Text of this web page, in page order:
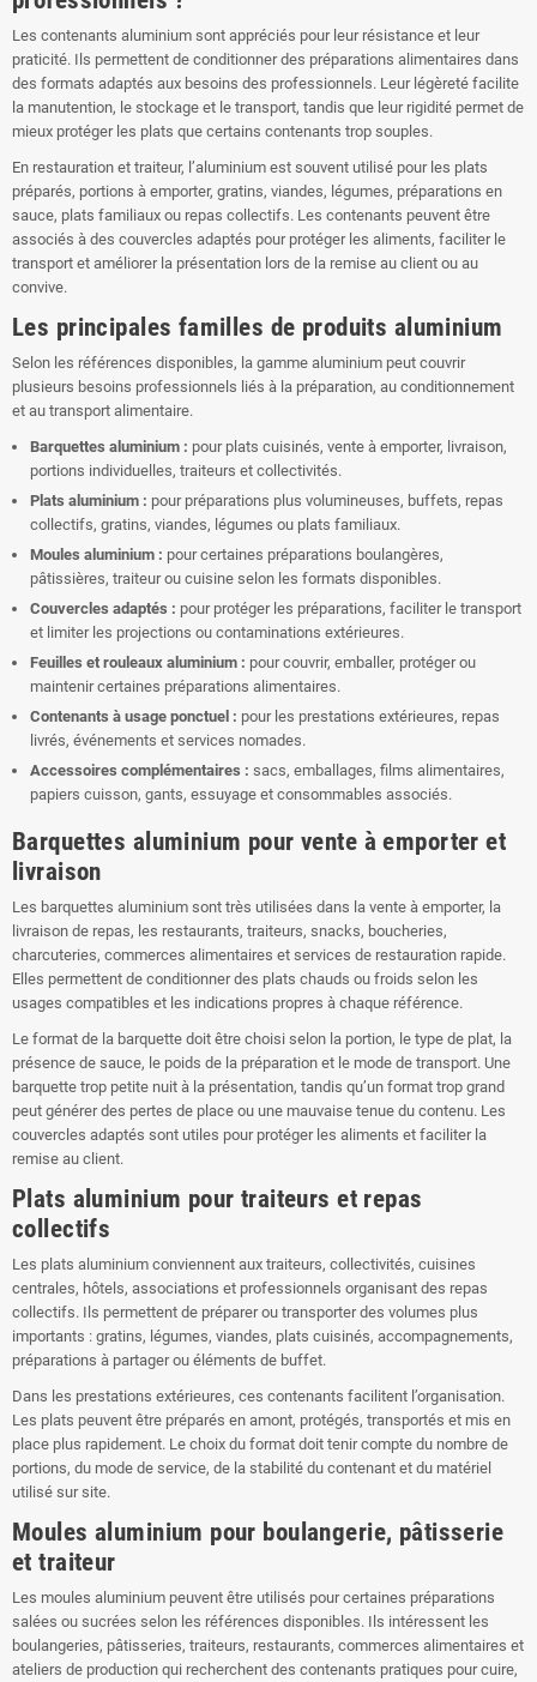
Les contenants aluminium sont appréciés pour leur résistance et leur
praticité. Ils permettent de conditionner des préparations alimentaires dans
des formats adaptés aux besoins des professionnels. Leur légèreté facilite
la manutention, le stockage et le transport, tandis que leur rigidité permet de
mieux protéger les plats que certains contenants trop souples.
En restauration et traiteur, l’aluminium est souvent utilisé pour les plats
préparés, portions à emporter, gratins, viandes, légumes, préparations en
sauce, plats familiaux ou repas collectifs. Les contenants peuvent être
associés à des couvercles adaptés pour protéger les aliments, faciliter le
transport et améliorer la présentation lors de la remise au client ou au
convive.
Les principales familles de produits aluminium
Selon les références disponibles, la gamme aluminium peut couvrir
plusieurs besoins professionnels liés à la préparation, au conditionnement
et au transport alimentaire.
Barquettes aluminium : pour plats cuisinés, vente à emporter, livraison,
portions individuelles, traiteurs et collectivités.
Plats aluminium : pour préparations plus volumineuses, buffets, repas
collectifs, gratins, viandes, légumes ou plats familiaux.
Moules aluminium : pour certaines préparations boulangères,
pâtissières, traiteur ou cuisine selon les formats disponibles.
Couvercles adaptés : pour protéger les préparations, faciliter le transport
et limiter les projections ou contaminations extérieures.
Feuilles et rouleaux aluminium : pour couvrir, emballer, protéger ou
maintenir certaines préparations alimentaires.
Contenants à usage ponctuel : pour les prestations extérieures, repas
livrés, événements et services nomades.
Accessoires complémentaires : sacs, emballages, films alimentaires,
papiers cuisson, gants, essuyage et consommables associés.
Barquettes aluminium pour vente à emporter et
livraison
Les barquettes aluminium sont très utilisées dans la vente à emporter, la
livraison de repas, les restaurants, traiteurs, snacks, boucheries,
charcuteries, commerces alimentaires et services de restauration rapide.
Elles permettent de conditionner des plats chauds ou froids selon les
usages compatibles et les indications propres à chaque référence.
Le format de la barquette doit être choisi selon la portion, le type de plat, la
présence de sauce, le poids de la préparation et le mode de transport. Une
barquette trop petite nuit à la présentation, tandis qu’un format trop grand
peut générer des pertes de place ou une mauvaise tenue du contenu. Les
couvercles adaptés sont utiles pour protéger les aliments et faciliter la
remise au client.
Plats aluminium pour traiteurs et repas
collectifs
Les plats aluminium conviennent aux traiteurs, collectivités, cuisines
centrales, hôtels, associations et professionnels organisant des repas
collectifs. Ils permettent de préparer ou transporter des volumes plus
importants : gratins, légumes, viandes, plats cuisinés, accompagnements,
préparations à partager ou éléments de buffet.
Dans les prestations extérieures, ces contenants facilitent l’organisation.
Les plats peuvent être préparés en amont, protégés, transportés et mis en
place plus rapidement. Le choix du format doit tenir compte du nombre de
portions, du mode de service, de la stabilité du contenant et du matériel
utilisé sur site.
Moules aluminium pour boulangerie, pâtisserie
et traiteur
Les moules aluminium peuvent être utilisés pour certaines préparations
salées ou sucrées selon les références disponibles. Ils intéressent les
boulangeries, pâtisseries, traiteurs, restaurants, commerces alimentaires et
ateliers de production qui recherchent des contenants pratiques pour cuire,